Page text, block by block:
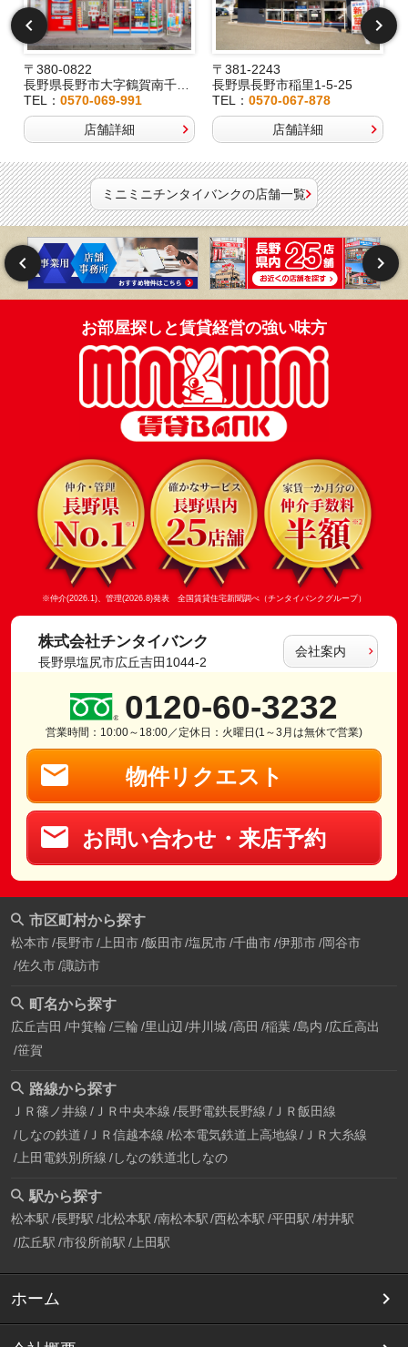
〒380-0822
長野県長野市大字鶴賀南千歳町826
TEL： 0570-069-991
店舗詳細
〒381-2243
長野県長野市稲里1-5-25
TEL：0570-067-878
店舗詳細
ミニミニチンタイバンクの店舗一覧
お部屋探しと賃貸経営の強い味方
※仲介(2026.1)、管理(2026.8)発表 全国賃貸住宅新聞調べ（チンタイバンクグループ）
株式会社チンタイバンク
長野県塩尻市広丘吉田1044-2
会社案内
0120-60-3232
営業時間：10:00～18:00／定休日：火曜日(1～3月は無休で営業)
物件リクエスト
お問い合わせ・来店予約
市区町村から探す
松本市 長野市 上田市 飯田市 塩尻市 千曲市 伊那市 岡谷市
佐久市 諏訪市
町名から探す
広丘吉田 中箕輪 三輪 里山辺 井川城 高田 稲葉 島内 広丘高出
笹賀
路線から探す
ＪＲ篠ノ井線 ＪＲ中央本線 長野電鉄長野線 ＪＲ飯田線
しなの鉄道 ＪＲ信越本線 松本電気鉄道上高地線
ＪＲ大糸線
上田電鉄別所線 しなの鉄道北しなの
駅から探す
松本駅 長野駅 北松本駅 南松本駅 西松本駅 平田駅 村井駅
広丘駅 市役所前駅 上田駅
ホーム